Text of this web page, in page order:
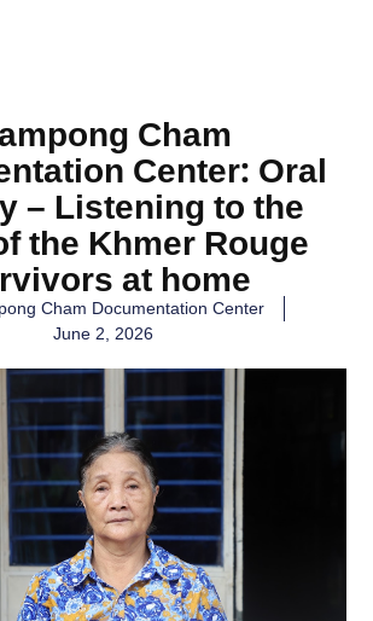
Cham
Center: Oral
– Listening to the
the Khmer Rouge
at home
Cham Documentation Center
June 2, 2026